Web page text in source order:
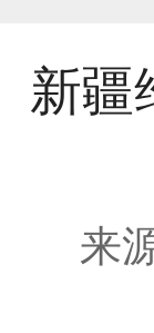
新疆
来